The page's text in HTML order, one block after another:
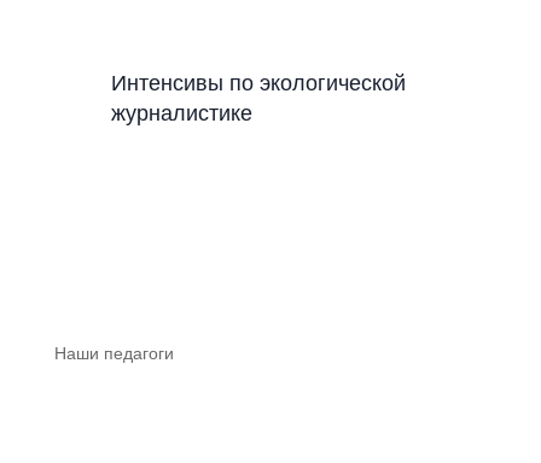
Интенсивы по экологической
журналистике
Наши педагоги